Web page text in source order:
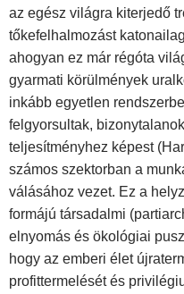
az egész világra kiterjedő
tőkefelhalmozást
ahogyan ez már régóta
gyarmati körülmények
inkább egyetlen
felgyorsultak,
teljesítményhez képest
számos szektorban a
válásához vezet. Ez a
formájú társadalmi
elnyomás és ökológiai
hogy az emberi élet
profittermelését és